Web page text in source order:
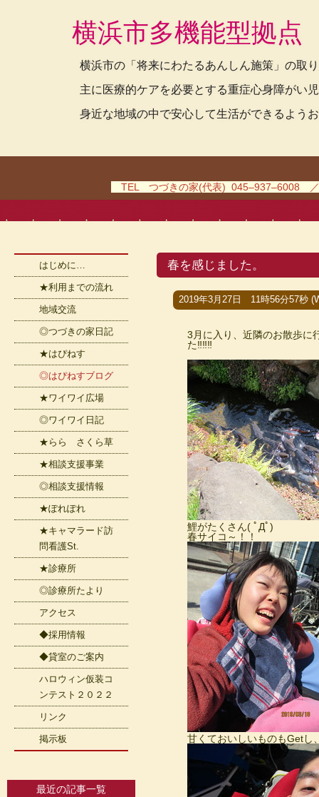
横浜市多機能型拠
横浜市の「将来にわたるあんしん施策」の取
主に医療的ケアを必要とする重症心身障がい
身近な地域の中で安心して生活ができるよう
TEL つづきの家(代表) 045–937–6008
春を感じました。
2019年3月27日 11時56分57秒
3月に入り、近隣のお散歩に
た‼‼‼
鯉がたくさん( ﾟДﾟ)
春サイコ～！！
甘くておいしいものもGetし
はじめに…
★利用までの流れ
地域交流
◎つづきの家日記
★はぴねす
◎はぴねすブログ
★ワイワイ広場
◎ワイワイ日記
★らら さくら草
★相談支援事業
◎相談支援情報
★ぽれぽれ
★キャマラード訪
問看護St.
★診療所
◎診療所たより
アクセス
◆採用情報
◆貸室のご案内
ハロウィン仮装コ
ンテスト２０２２
リンク
掲示板
最近の記事一覧